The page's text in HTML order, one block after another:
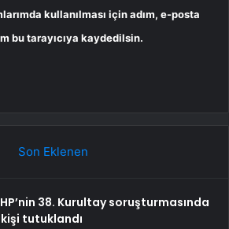
kullanılması için adım, e-posta
bu tarayıcıya kaydedilsin.
Son Eklenen
38. Kurultay soruşturmasında
tutuklandı